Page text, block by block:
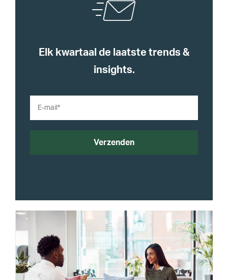
Elk kwartaal de laatste trends &
insights.